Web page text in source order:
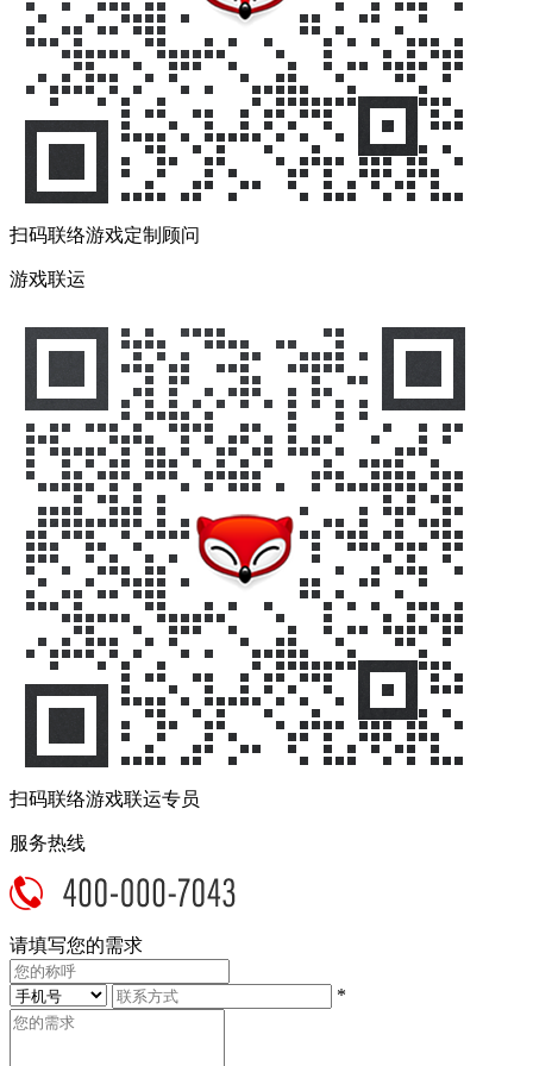
扫码联络游戏定制顾问
游戏联运
扫码联络游戏联运专员
服务热线
请填写您的需求
*